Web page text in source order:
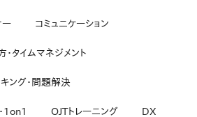
ー コミュニケーション
タイムマネジメント
ング・問題解決
1on1 OJTトレーニング DX